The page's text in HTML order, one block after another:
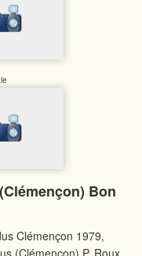
Bon
Clémençon 1979,
(Clémencon) P. Roux